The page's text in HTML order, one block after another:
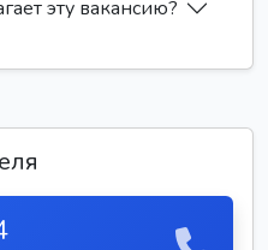
эту вакансию?